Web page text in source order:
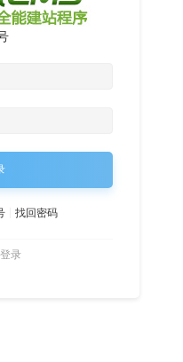
找回密码
录